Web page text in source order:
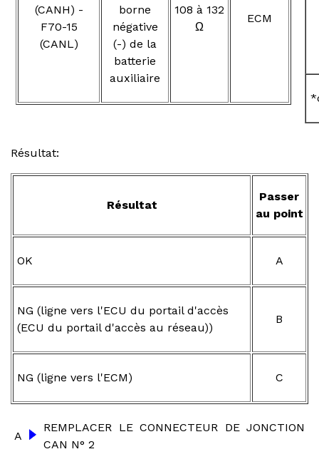
(CANH) -
F70-15
(CANL)
borne
négative
(-) de la
batterie
auxiliaire
108 à 132
Ω
ECM
Résultat:
Résultat
Passer
au point
OK A
NG (ligne vers l'ECU du portail d'accès
(ECU du portail d'accès au réseau))
B
NG (ligne vers l'ECM) C
A
REMPLACER LE CONNECTEUR DE JONCTION
CAN N° 2